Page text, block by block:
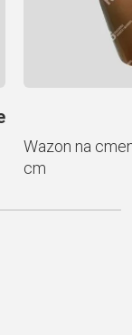
Wazon na
cm